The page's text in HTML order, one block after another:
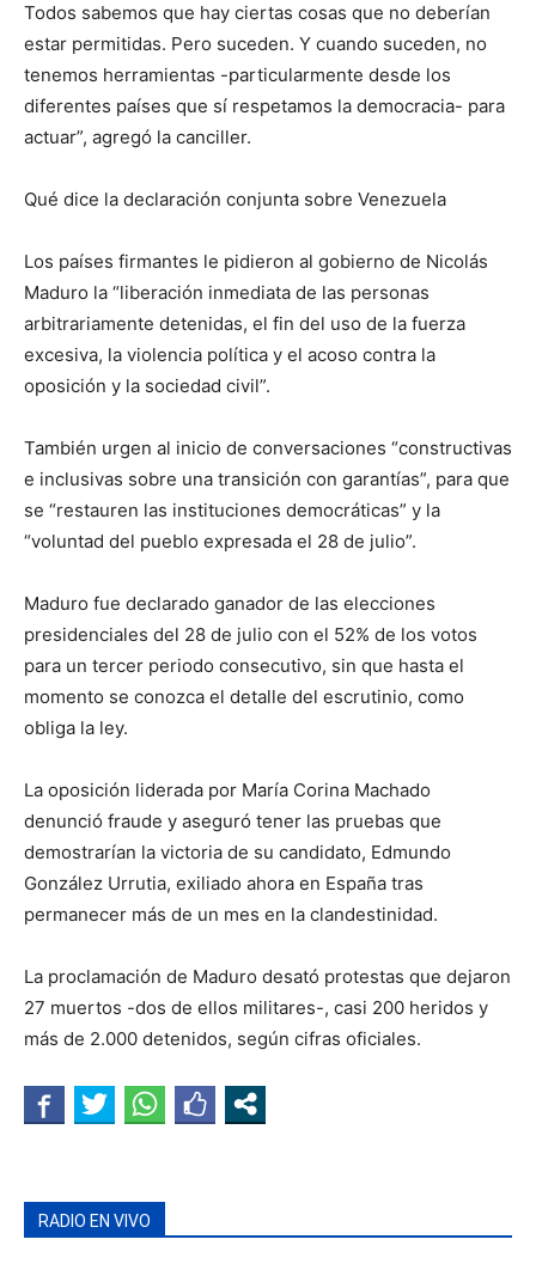
Todos sabemos que hay ciertas cosas que no deberían
estar permitidas. Pero suceden. Y cuando suceden, no
tenemos herramientas -particularmente desde los
diferentes países que sí respetamos la democracia- para
actuar”, agregó la canciller.
Qué dice la declaración conjunta sobre Venezuela
Los países firmantes le pidieron al gobierno de Nicolás
Maduro la “liberación inmediata de las personas
arbitrariamente detenidas, el fin del uso de la fuerza
excesiva, la violencia política y el acoso contra la
oposición y la sociedad civil”.
También urgen al inicio de conversaciones “constructivas
e inclusivas sobre una transición con garantías”, para que
se “restauren las instituciones democráticas” y la
“voluntad del pueblo expresada el 28 de julio”.
Maduro fue declarado ganador de las elecciones
presidenciales del 28 de julio con el 52% de los votos
para un tercer periodo consecutivo, sin que hasta el
momento se conozca el detalle del escrutinio, como
obliga la ley.
La oposición liderada por María Corina Machado
denunció fraude y aseguró tener las pruebas que
demostrarían la victoria de su candidato, Edmundo
González Urrutia, exiliado ahora en España tras
permanecer más de un mes en la clandestinidad.
La proclamación de Maduro desató protestas que dejaron
27 muertos -dos de ellos militares-, casi 200 heridos y
más de 2.000 detenidos, según cifras oficiales.
RADIO EN VIVO